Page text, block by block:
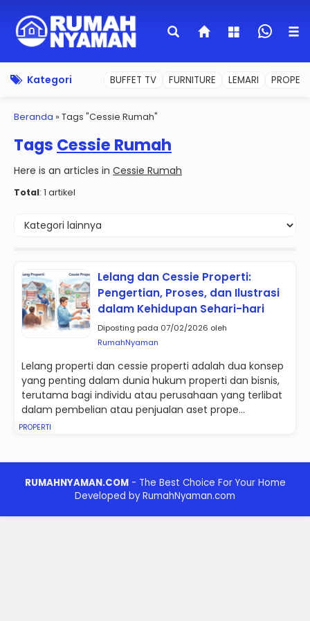
Kategori BUFFET TV FURNITURE LEMARI
Beranda » Tags "Cessie Rumah"
Tags Cessie Rumah
Here is an articles in Cessie Rumah
Total: 1 artikel
Lelang dan Cessie Properti:
Pengertian, Proses, dan Ilustrasi
dalam Kehidupan Sehari-hari
Diposting pada 07/02/2026 oleh
RumahNyaman
Lelang properti dan cessie properti adalah dua konsep
yang penting dalam dunia hukum properti dan bisnis,
terutama bagi individu atau perusahaan yang terlibat
dalam pembelian atau penjualan aset prope...
PROPERTI
RUMAHNYAMAN.COM- The Best Choice For Your Home
Developed by RumahNyaman.com